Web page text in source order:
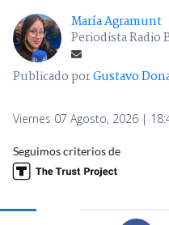
María Agramunt
Periodista Radio
Publicado porGustavo
Viernes 07 Agosto, 2026 |
Seguimos criterios de